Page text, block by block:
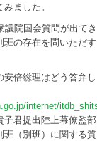
ました。
議院国会質問が出てき
班の存在を問いただす
安倍総理はどう答弁し
internet/
子君提出陸上幕僚監部
班（別班）に関する質